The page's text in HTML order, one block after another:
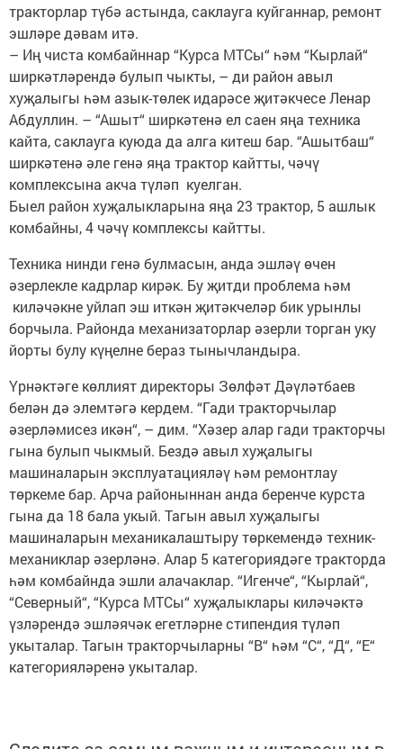
тракторлар түбә астында, саклауга куйганнар, ремонт
эшләре дәвам итә.
– Иң чиста комбайннар “Курса МТСы“ һәм “Кырлай“
ширкәтләрендә булып чыкты, – ди район авыл
хуҗалыгы һәм азык-төлек идарәсе җитәкчесе Ленар
Абдуллин. – “Ашыт“ ширкәтенә ел саен яңа техника
кайта, саклауга куюда да алга китеш бар. “Ашытбаш“
ширкәтенә әле генә яңа трактор кайтты, чәчү
комплексына акча түләп куелган.
Быел район хуҗалыкларына яңа 23 трактор, 5 ашлык
комбайны, 4 чәчү комплексы кайтты.
Техника нинди генә булмасын, анда эшләү өчен
әзерлекле кадрлар кирәк. Бу җитди проблема һәм
киләчәкне уйлап эш иткән җитәкчеләр бик урынлы
борчыла. Районда механизаторлар әзерли торган уку
йорты булу күңелне бераз тынычландыра.
Үрнәктәге көллият директоры Зөлфәт Дәүләтбаев
белән дә элемтәгә кердем. “Гади тракторчылар
әзерләмисез икән“, – дим. “Хәзер алар гади тракторчы
гына булып чыкмый. Бездә авыл хуҗалыгы
машиналарын эксплуатацияләү һәм ремонтлау
төркеме бар. Арча районыннан анда беренче курста
гына да 18 бала укый. Тагын авыл хуҗалыгы
машиналарын механикалаштыру төркемендә техник-
механиклар әзерләнә. Алар 5 категориядәге тракторда
һәм комбайнда эшли алачаклар. “Игенче“, “Кырлай“,
“Северный“, “Курса МТСы“ хуҗалыклары киләчәктә
үзләрендә эшләячәк егетләрне стипендия түләп
укыталар. Тагын тракторчыларны “В“ һәм “С“, “Д“, “Е“
категорияләренә укыталар.